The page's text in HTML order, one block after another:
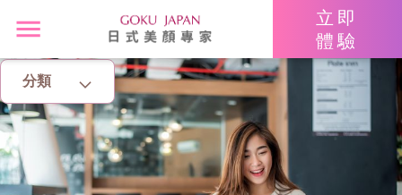
立即
體驗
分類
主頁
亮眼秘籍